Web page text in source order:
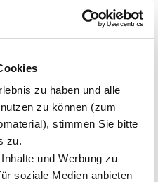
zu haben und alle
zu können (zum
stimmen Sie bitte
zu.
und Werbung zu
soziale Medien anbieten